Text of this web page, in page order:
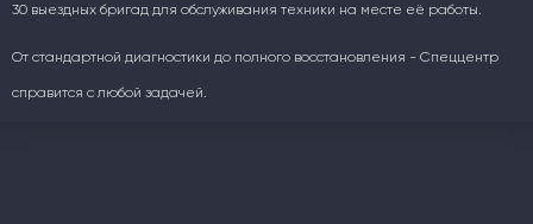
30 выездных бригад для обслуживания техники на месте её работы.
От стандартной диагностики до полного восстановления - Спеццентр
справится с любой задачей.